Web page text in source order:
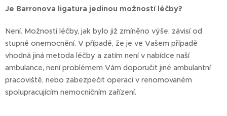
Je Barronova ligatura jedinou možností léčby?
Není. Možnosti léčby, jak bylo již zmíněno výše, závisí od
stupně onemocnění. V případě, že je ve Vašem případě
vhodná jiná metoda léčby a zatím není v nabídce naší
ambulance, není problémem Vám doporučit jiné ambulantní
pracoviště, nebo zabezpečit operaci v renomovaném
spolupracujícím nemocničním zařízení.